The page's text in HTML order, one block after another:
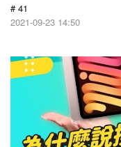
# 41
2021-09-23 14:50